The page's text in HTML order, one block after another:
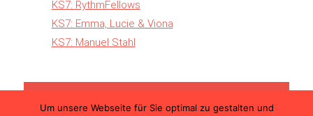
KS7: RythmFellows
KS7: Emma, Lucie & Viona
KS7: Manuel Stahl
Um unsere Webseite für Sie optimal zu gestalten und